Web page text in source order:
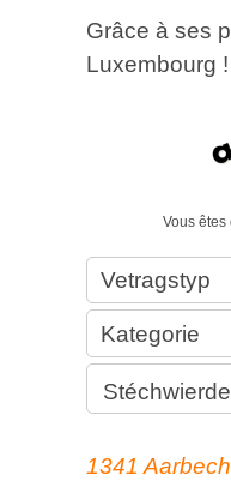
Grâce à ses
Luxembourg !
Vous
1341